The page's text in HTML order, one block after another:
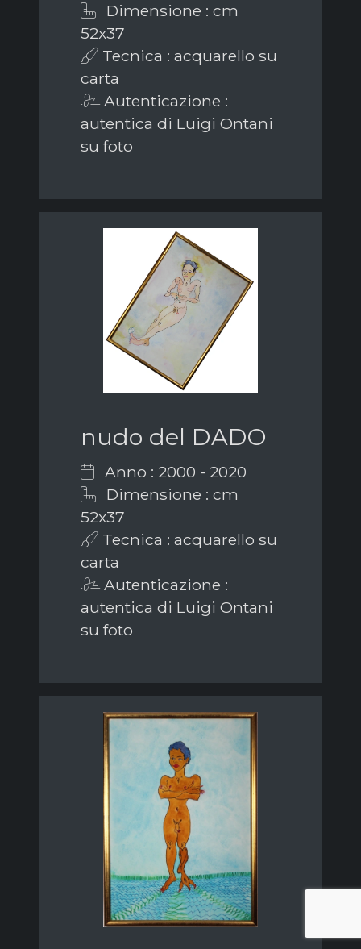
Dimensione : cm
52x37
Tecnica : acquarello su
carta
Autenticazione :
autentica di Luigi Ontani
su foto
nudo del DADO
Anno : 2000 - 2020
Dimensione : cm
52x37
Tecnica : acquarello su
carta
Autenticazione :
autentica di Luigi Ontani
su foto